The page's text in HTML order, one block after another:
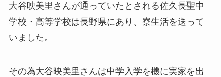
大谷映美里さんが通っていたとされる佐久長聖中
学校・高等学校は長野県にあり、寮生活を送って
いました。
その為大谷映美里さんは中学入学を機に実家を出